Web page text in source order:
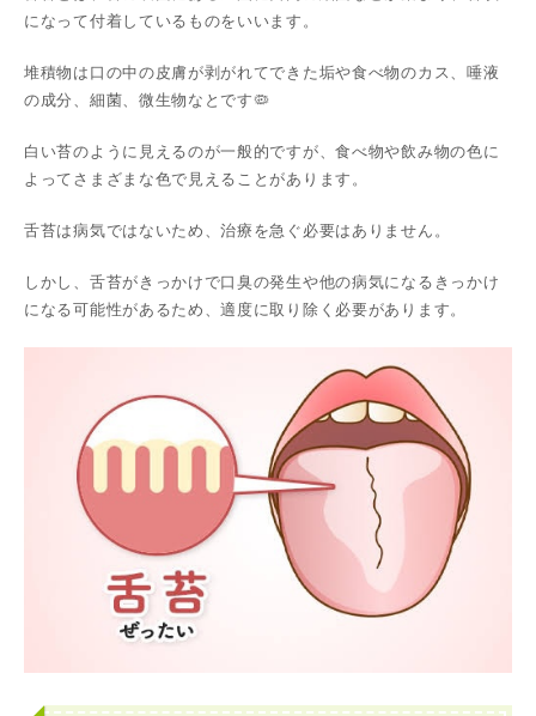
になって付着しているものをいいます。
堆積物は口の中の皮膚が剥がれてできた垢や食べ物のカス、唾液
の成分、細菌、微生物なとです🦠
白い苔のように見えるのが一般的ですが、食べ物や飲み物の色に
よってさまざまな色で見えることがあります。
舌苔は病気ではないため、治療を急ぐ必要はありません。
しかし、舌苔がきっかけで口臭の発生や他の病気になるきっかけ
になる可能性があるため、適度に取り除く必要があります。